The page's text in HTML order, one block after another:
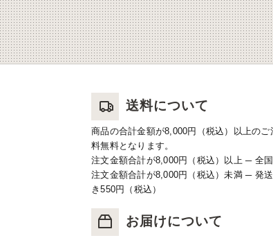
送料について
商品の合計金額が8,000円（税込）以上のご
料無料となります。
注文金額合計が8,000円（税込）以上 ─ 全
注文金額合計が8,000円（税込）未満 ─ 発
き550円（税込）
お届けについて